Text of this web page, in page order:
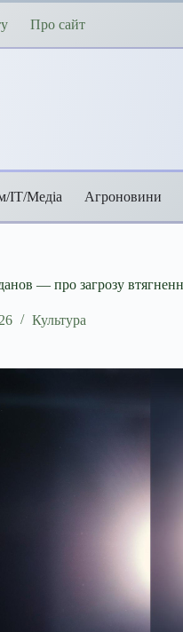
Про сайт
ІТ/Медіа Агроновини
— про загрозу
Культура